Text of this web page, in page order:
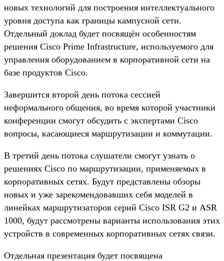
новых технологий для построения интеллектуального
уровня доступа как границы кампусной сети.
Отдельный доклад будет посвящён особенностям
решения Cisco Prime Infrastructure, используемого для
управления оборудованием в корпоративной сети на
базе продуктов Cisco.
Завершится второй день потока сессией
неформального общения, во время которой участники
конференции смогут обсудить с экспертами Cisco
вопросы, касающиеся маршрутизации и коммутации.
В третий день потока слушатели смогут узнать о
решениях Cisco по маршрутизации, применяемых в
корпоративных сетях. Будут представлены обзоры
новых и уже зарекомендовавших себя моделей в
линейках маршрутизаторов серий Cisco ISR G2 и ASR
1000, будут рассмотрены варианты использования этих
устройств в современных корпоративных сетях связи.
Отдельная презентация будет посвящена